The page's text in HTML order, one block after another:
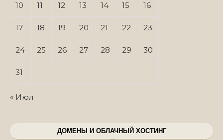
10 11 12 13 14 15 16
17 18 19 20 21 22 23
24 25 26 27 28 29 30
31
« Июл
ДОМЕНЫ И ОБЛАЧНЫЙ ХОСТИНГ